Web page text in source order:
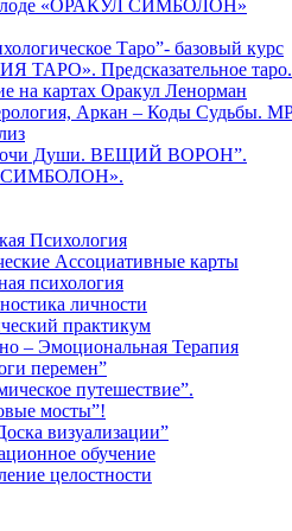
«ОРАКУЛ СИМБОЛОН»
Таро”- базовый курс
ТАРО». Предсказательное таро.
на картах Оракул Ленорман
Аркан – Коды Судьбы.
Души. ВЕЩИЙ ВОРОН”.
СИМБОЛОН».
Психология
Ассоциативные карты
психология
личности
практикум
– Эмоциональная Терапия
перемен”
путешествие”.
мосты”!
визуализации”
обучение
целостности